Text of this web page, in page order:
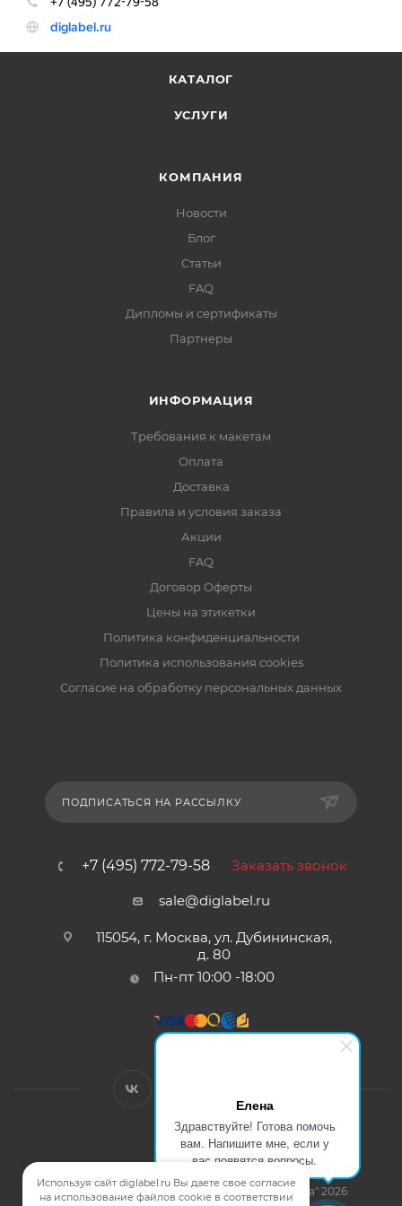
Елена
Здравствуйте! Готова помочь
вам. Напишите мне, если у
вас появятся вопросы.
КАТАЛОГ
УСЛУГИ
КОМПАНИЯ
Новости
Блог
Статьи
FAQ
Дипломы и сертификаты
Партнеры
ИНФОРМАЦИЯ
Требования к макетам
Оплата
Доставка
Правила и условия заказа
Акции
FAQ
Договор Оферты
Цены на этикетки
Политика конфиденциальности
Политика использования cookies
Согласие на обработку персональных данных
ПОДПИСАТЬСЯ НА РАССЫЛКУ
+7 (495) 772-79-58 Заказать звонок
sale@diglabel.ru
115054, г. Москва, ул. Дубининская,
д. 80
Пн-пт 10:00 -18:00
Договор Оферты
Карта сайта
| © Компания "Цифровая Этикетка" 2026
Используя сайт diglabel.ru Вы даете свое согласие
на использование файлов cookie в соответствии